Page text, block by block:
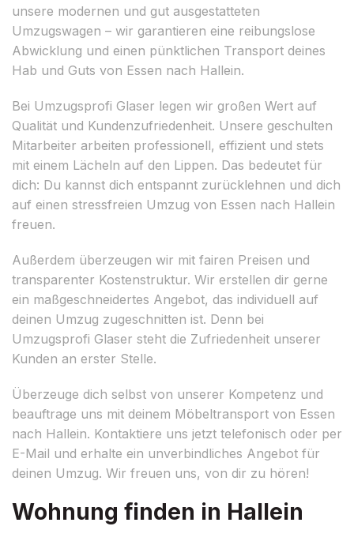
unsere modernen und gut ausgestatteten
Umzugswagen – wir garantieren eine reibungslose
Abwicklung und einen pünktlichen Transport deines
Hab und Guts von Essen nach Hallein.
Bei Umzugsprofi Glaser legen wir großen Wert auf
Qualität und Kundenzufriedenheit. Unsere geschulten
Mitarbeiter arbeiten professionell, effizient und stets
mit einem Lächeln auf den Lippen. Das bedeutet für
dich: Du kannst dich entspannt zurücklehnen und dich
auf einen stressfreien Umzug von Essen nach Hallein
freuen.
Außerdem überzeugen wir mit fairen Preisen und
transparenter Kostenstruktur. Wir erstellen dir gerne
ein maßgeschneidertes Angebot, das individuell auf
deinen Umzug zugeschnitten ist. Denn bei
Umzugsprofi Glaser steht die Zufriedenheit unserer
Kunden an erster Stelle.
Überzeuge dich selbst von unserer Kompetenz und
beauftrage uns mit deinem Möbeltransport von Essen
nach Hallein. Kontaktiere uns jetzt telefonisch oder per
E-Mail und erhalte ein unverbindliches Angebot für
deinen Umzug. Wir freuen uns, von dir zu hören!
Wohnung finden in Hallein